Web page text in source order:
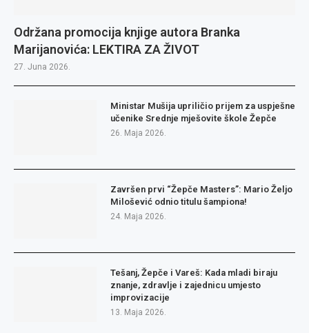
Održana promocija knjige autora Branka
Marijanovića: LEKTIRA ZA ŽIVOT
27. Juna 2026.
Ministar Mušija upriličio prijem za uspješne
učenike Srednje mješovite škole Žepče
26. Maja 2026.
Završen prvi “Žepče Masters”: Mario Željo
Milošević odnio titulu šampiona!
24. Maja 2026.
Tešanj, Žepče i Vareš: Kada mladi biraju
znanje, zdravlje i zajednicu umjesto
improvizacije
13. Maja 2026.